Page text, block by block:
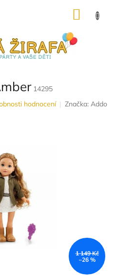
14295
hodnocení Značka: Addo
1 149 Kč
–26 %